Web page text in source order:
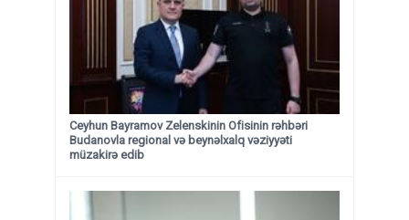
Ceyhun Bayramov Zelenskinin Ofisinin rəhbəri
Budanovla regional və beynəlxalq vəziyyəti
müzakirə edib